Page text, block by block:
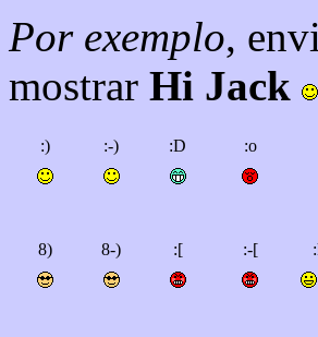
Por exemplo,
mostrar Hi Jack
:) :-) :D :o
8) 8-) :[ :-[